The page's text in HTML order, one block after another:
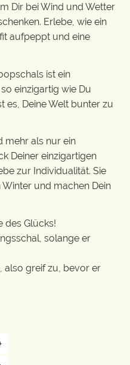
Dir bei Wind und Wetter
Erlebe, wie ein
aufpeppt und eine
ist ein
einzigartig wie Du
es, Deine Welt bunter zu
mehr als nur ein
Deiner einzigartigen
zur Individualität. Sie
und machen Dein
des Glücks!
solange er
also greif zu, bevor er